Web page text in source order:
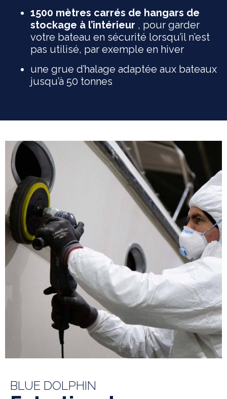
1500 mètres carrés de hangars de
stockage à l’intérieur , pour garder
votre bateau en sécurité lorsqu’il n’est
pas utilisé, par exemple en hiver
une grue d’halage adaptée aux bateaux
jusqu’à 50 tonnes
BLUE DOLPHIN